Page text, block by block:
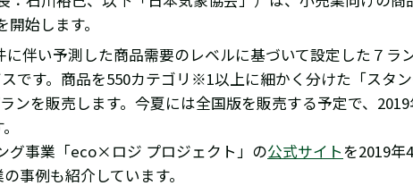
始します。
に伴い予測した商品需要のレベルに基づいて設定した７ラ
です。商品を550カテゴリ※1以上に細かく分けた「スタ
ンを販売します。今夏には全国版を販売する予定で、
グ事業「eco×ロジ プロジェクト」の公式サイトを2019年
事例も紹介しています。